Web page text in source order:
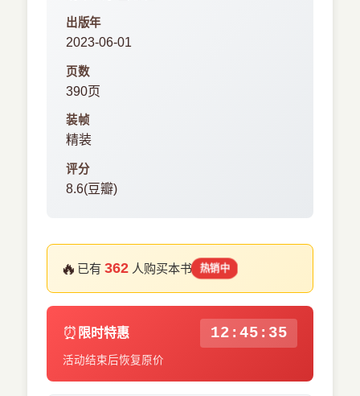
出版年
2023-06-01
页数
390页
装帧
精装
评分
8.6(豆瓣)
🔥 已有362 人购买本书 热销中
⏰ 限时特惠 12:45:35
活动结束后恢复原价